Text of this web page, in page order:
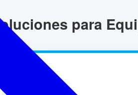
para